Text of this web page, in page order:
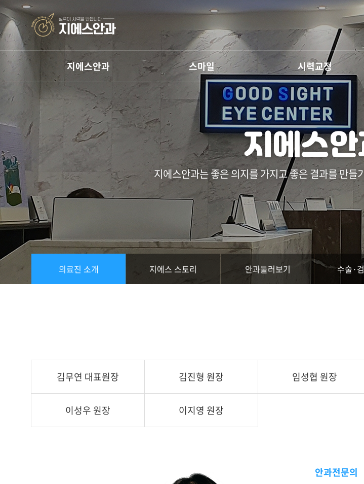
지에스안과 스마일 시력교정
지에스안
지에스안과는 좋은 의지를 가지고 좋은 결과를 만들
의료진 소개 지에스 스토리 안과둘러보기 수술·
김무연 대표원장 김진형 원장 임성협 원장
이성우 원장 이지영 원장
안과전문의